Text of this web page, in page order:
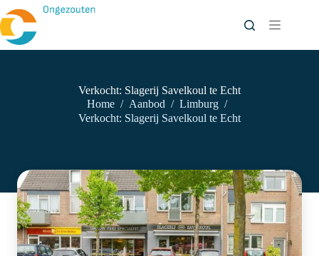
naar
de
inhoud
Verkocht: Slagerij Savelkoul te Echt
Home / Aanbod / Limburg /
Verkocht: Slagerij Savelkoul te Echt